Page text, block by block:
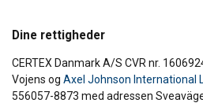
Dine rettigheder
CERTEX Danmark A/S CVR nr.
Vojens og Axel Johnson International
556057-8873 med adressen
nødvendige
Funktionalitet